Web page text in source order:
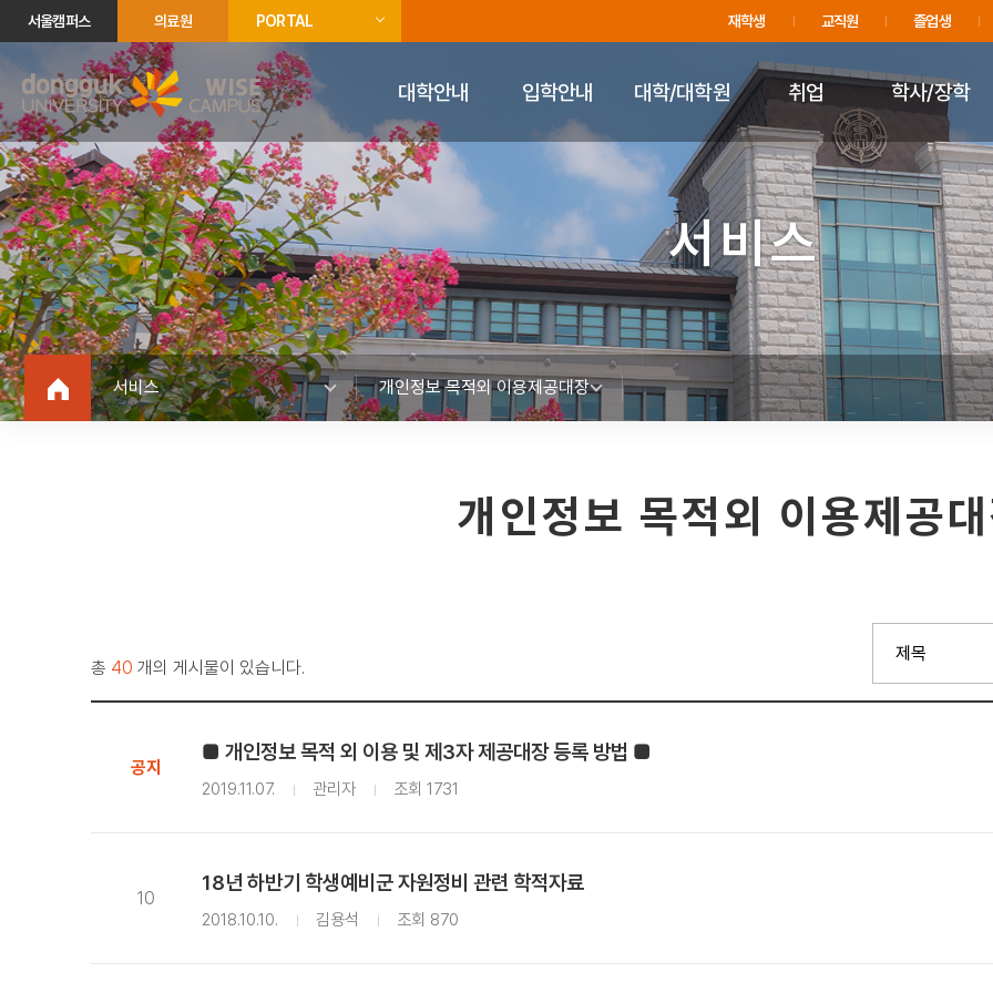
주메뉴 바로가기
푸터 바로가기
서울캠퍼스 의료원 PORTAL 재학생 교직원 졸업생
대학안내 입학안내 대학/대학원 취업 학사/장학
서비스
서비스 개인정보 목적외 이용제공대장
개인정보 목적외 이용제공
총 40 개의 게시물이 있습니다.
공지
■ 개인정보 목적 외 이용 및 제3자 제공대장 등록 방법 ■
2019.11.07. 관리자 조회 1731
10
18년 하반기 학생예비군 자원정비 관련 학적자료
2018.10.10. 김용석 조회 870